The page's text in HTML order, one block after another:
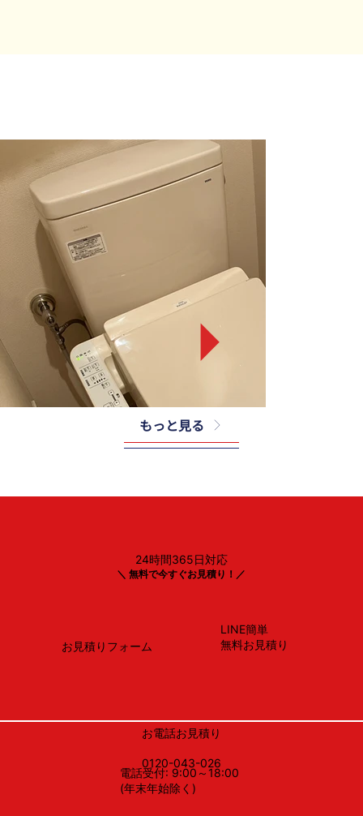
TOTO
もっと見る
LINE簡単
無料お見積り
0120-043-026
お電話お見積り
電話受付: 9:00～18:00
(年末年始除く)
お見積りフォーム
＼ 無料で今すぐお見積り！／
24時間365日対応